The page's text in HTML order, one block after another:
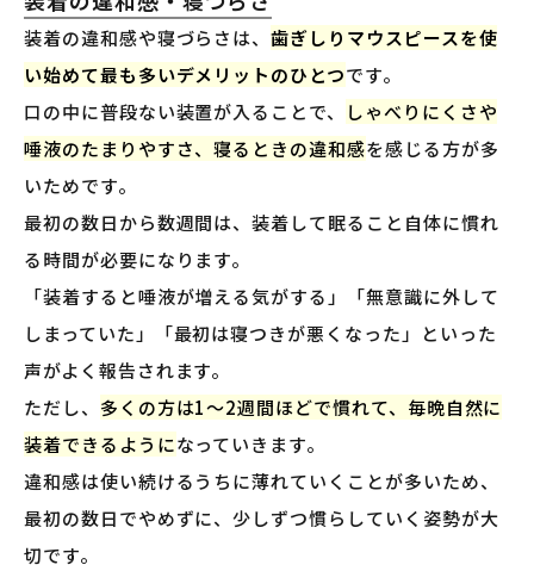
装着の違和感や寝づらさは、歯ぎしりマウスピースを使
い始めて最も多いデメリットのひとつです。
口の中に普段ない装置が入ることで、
しゃべりにくさや
唾液のたまりやすさ、寝るときの違和感を感じる方が多
いためです。
最初の数日から数週間は、装着して眠ること自体に慣れ
る時間が必要になります。
「装着すると唾液が増える気がする」「無意識に外して
しまっていた」「最初は寝つきが悪くなった」といった
声がよく報告されます。
ただし、 多くの方は1〜2週間ほどで慣れて、毎晩自然に
装着できるようになっていきます。
違和感は使い続けるうちに薄れていくことが多いため、
最初の数日でやめずに、少しずつ慣らしていく姿勢が大
切です。